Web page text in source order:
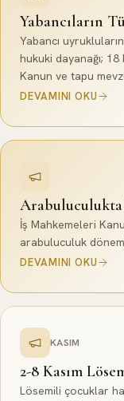
Yabancıların
Yabancı
hukuki dayanağı;
Kanun ve tapu
DEVAMINI OKU
İş Mahkemeleri
arabuluculuk
DEVAMINI OKU
KASIM
2-8 Kasım
Lösemili çocuklar